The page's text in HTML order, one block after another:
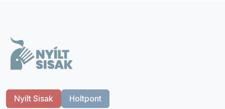
Nyílt Sisak Holtpont